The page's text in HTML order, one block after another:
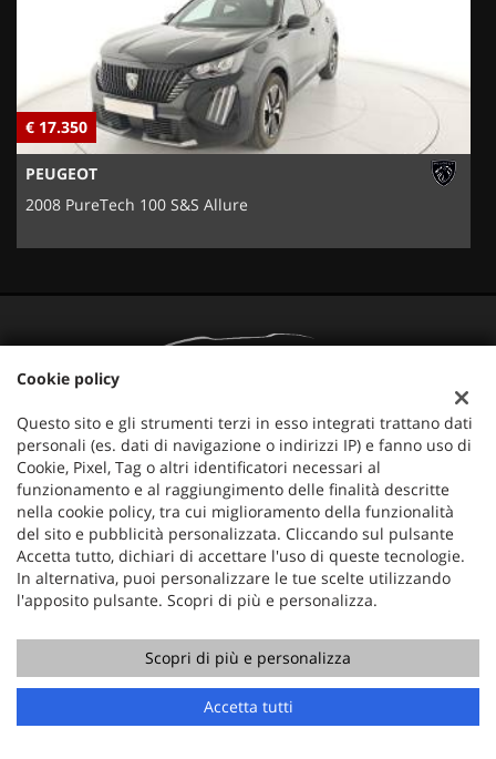
€ 17.350
PEUGEOT
2008 PureTech 100 S&S Allure
Mercauto
Via Nazionale 171
36056 Tezze sul Brenta (VI)
Telefono:
+39 049 597 4422
+39 049 597 4422
Email:
info@mercauto2.com
Cookie policy
Questo sito e gli strumenti terzi in esso integrati trattano dati
personali (es. dati di navigazione o indirizzi IP) e fanno uso di
Cookie, Pixel, Tag o altri identificatori necessari al
funzionamento e al raggiungimento delle finalità descritte
nella cookie policy, tra cui miglioramento della funzionalità
del sito e pubblicità personalizzata. Cliccando sul pulsante
Accetta tutto, dichiari di accettare l'uso di queste tecnologie.
In alternativa, puoi personalizzare le tue scelte utilizzando
l'apposito pulsante. Scopri di più e personalizza.
Scopri di più e personalizza
Accetta tutti